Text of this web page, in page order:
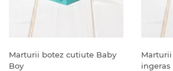
Marturii botez cutiute Baby
Boy
ingeras